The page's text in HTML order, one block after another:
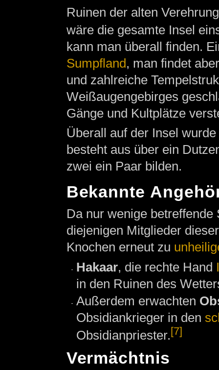
Ruinen der alten
wäre die gesamte Insel
kann man überall finden.
Sumpfland, man findet
und zahlreiche
Weißaugengebirges
Gänge und Kultplätze
Überall auf der Insel
besteht aus über ein
zwei ein Paar bilden.
Bekannte
Da nur wenige
diejenigen Mitglieder
Knochen erneut zu
Hakaar, die rechte Hand
in den Ruinen des
Außerdem erwachten
Obsidiankrieger in den
Obsidianpriester.[7]
Vermächtnis